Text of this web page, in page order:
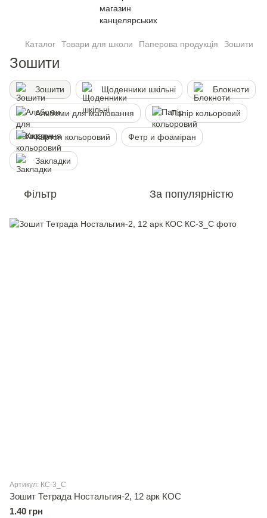
Каталог Товари для школи Паперова продукція Зошити
Зошити
Зошити Щоденники шкільні Блокноти
Альбоми для малювання Папiр кольоровий
Картон кольоровий Фетр и фоаміран
Закладки
Фільтр За популярністю
Артикул: КС-3_С
Зошит Тетрада Ностальгия-2, 12 арк КОС
1.40 грн